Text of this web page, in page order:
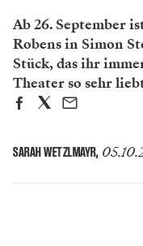
Ab 26. September
Robens in Simon
Stück, das ihr
Theater so sehr
SARAH WETZLMAYR,